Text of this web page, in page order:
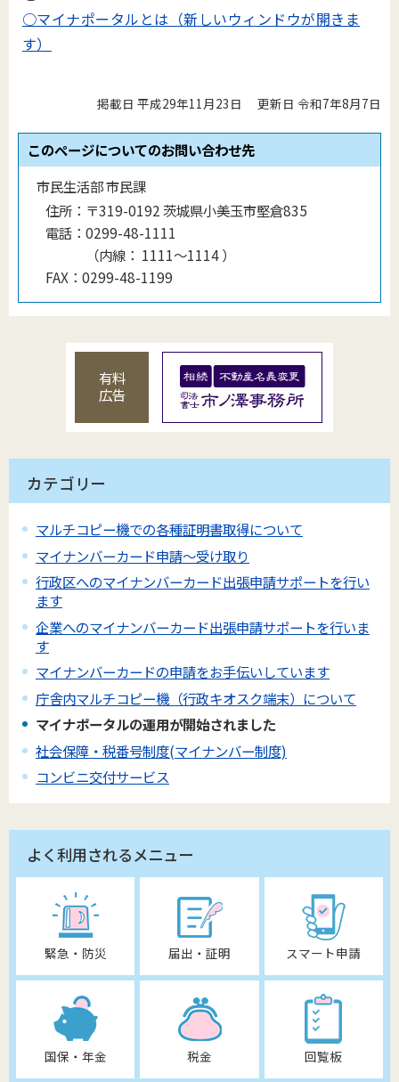
○マイナポータルとは（新しいウィンドウが開きま
す）
掲載日 平成29年11月23日 更新日 令和7年8月7日
このページについてのお問い合わせ先
市民生活部 市民課
住所： 〒319-0192 茨城県小美玉市堅倉835
電話： 0299-48-1111
（内線 ： 1111〜1114）
FAX： 0299-48-1199
有料
広告
カテゴリー
マルチコピー機での各種証明書取得について
マイナンバーカード申請～受け取り
行政区へのマイナンバーカード出張申請サポートを行い
ます
企業へのマイナンバーカード出張申請サポートを行いま
す
マイナンバーカードの申請をお手伝いしています
庁舎内マルチコピー機（行政キオスク端末）について
マイナポータルの運用が開始されました
社会保障・税番号制度(マイナンバー制度)
コンビニ交付サービス
よく利用されるメニュー
緊急・防災 届出・証明 スマート申請
国保・年金 税金 回覧板